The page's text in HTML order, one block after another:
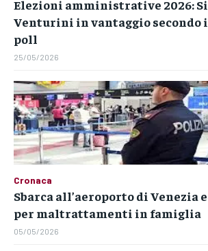
Elezioni amministrative 2026:
Venturini in vantaggio secondo
poll
25/05/2026
Cronaca
Sbarca all’aeroporto di Venezia
per maltrattamenti in famiglia
05/05/2026